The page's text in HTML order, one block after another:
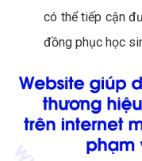
có thể tiếp cận
đồng phục học